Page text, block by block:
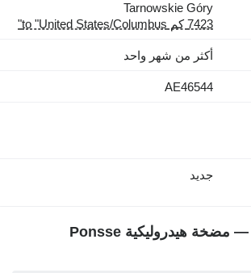
Tarnowskie Góry
7423 كم to "United States/Columbus"
أكثر من شهر واحد
AE46544
جديد
معلومات إضافية — مضخة هيدروليكية Ponsse